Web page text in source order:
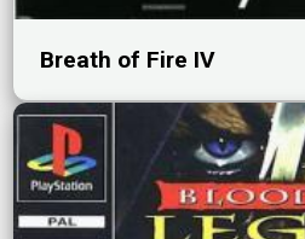
Breath of Fire IV